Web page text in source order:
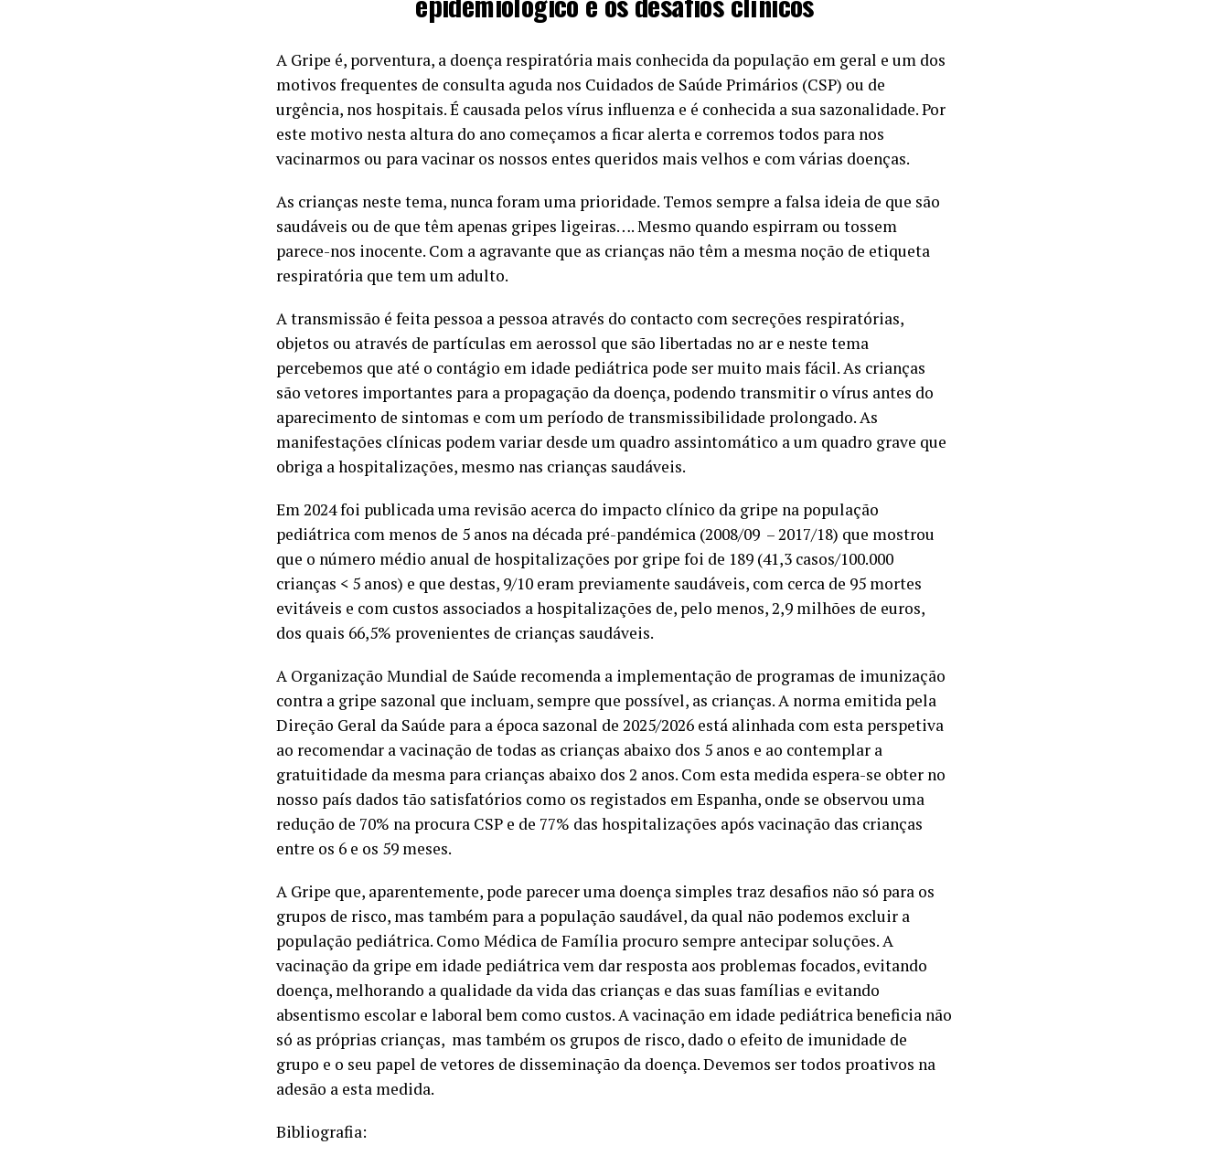
A Gripe é, porventura, a doença respiratória mais conhecida da população em geral e um dos
motivos frequentes de consulta aguda nos Cuidados de Saúde Primários (CSP) ou de
urgência, nos hospitais. É causada pelos vírus influenza e é conhecida a sua sazonalidade. Por
este motivo nesta altura do ano começamos a ficar alerta e corremos todos para nos
vacinarmos ou para vacinar os nossos entes queridos mais velhos e com várias doenças.
As crianças neste tema, nunca foram uma prioridade. Temos sempre a falsa ideia de que são
saudáveis ou de que têm apenas gripes ligeiras…. Mesmo quando espirram ou tossem
parece-nos inocente. Com a agravante que as crianças não têm a mesma noção de etiqueta
respiratória que tem um adulto.
A transmissão é feita pessoa a pessoa através do contacto com secreções respiratórias,
objetos ou através de partículas em aerossol que são libertadas no ar e neste tema
percebemos que até o contágio em idade pediátrica pode ser muito mais fácil. As crianças
são vetores importantes para a propagação da doença, podendo transmitir o vírus antes do
aparecimento de sintomas e com um período de transmissibilidade prolongado. As
manifestações clínicas podem variar desde um quadro assintomático a um quadro grave que
obriga a hospitalizações, mesmo nas crianças saudáveis.
Em 2024 foi publicada uma revisão acerca do impacto clínico da gripe na população
pediátrica com menos de 5 anos na década pré-pandémica (2008/09 – 2017/18) que mostrou
que o número médio anual de hospitalizações por gripe foi de 189 (41,3 casos/100.000
crianças < 5 anos) e que destas, 9/10 eram previamente saudáveis, com cerca de 95 mortes
evitáveis e com custos associados a hospitalizações de, pelo menos, 2,9 milhões de euros,
dos quais 66,5% provenientes de crianças saudáveis.
A Organização Mundial de Saúde recomenda a implementação de programas de imunização
contra a gripe sazonal que incluam, sempre que possível, as crianças. A norma emitida pela
Direção Geral da Saúde para a época sazonal de 2025/2026 está alinhada com esta perspetiva
ao recomendar a vacinação de todas as crianças abaixo dos 5 anos e ao contemplar a
gratuitidade da mesma para crianças abaixo dos 2 anos. Com esta medida espera-se obter no
nosso país dados tão satisfatórios como os registados em Espanha, onde se observou uma
redução de 70% na procura CSP e de 77% das hospitalizações após vacinação das crianças
entre os 6 e os 59 meses.
A Gripe que, aparentemente, pode parecer uma doença simples traz desafios não só para os
grupos de risco, mas também para a população saudável, da qual não podemos excluir a
população pediátrica. Como Médica de Família procuro sempre antecipar soluções. A
vacinação da gripe em idade pediátrica vem dar resposta aos problemas focados, evitando
doença, melhorando a qualidade da vida das crianças e das suas famílias e evitando
absentismo escolar e laboral bem como custos. A vacinação em idade pediátrica beneficia não
só as próprias crianças, mas também os grupos de risco, dado o efeito de imunidade de
grupo e o seu papel de vetores de disseminação da doença. Devemos ser todos proativos na
adesão a esta medida.
Bibliografia: